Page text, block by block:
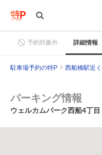
予約対象外 詳細情報
駐車場予約の特P 西船橋駅近
パーキング情報
ウェルカムパーク西船4丁目